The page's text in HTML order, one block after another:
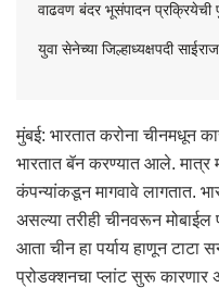
वाढवण बंदर भूसंपादन प्रक्रियेची
युवा सेनेच्या जिल्हाध्यक्षपदी
मुंबई: भारतात करोना चीनमधून
भारतात बॅन करण्यात आले. मात्र
कंपन्यांकडून मागवावे लागतात.
असल्या तरीही चीनवरून मोबाईल
आता चीन हा पर्याय हाणून टाटा
प्रोडक्शनचा प्लांट सुरू